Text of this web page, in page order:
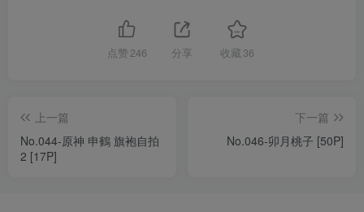
点赞 246 分享 收藏 36
上一篇
No.044-原神 申鶴 旗袍自拍
2 [17P]
下一篇
No.046-卯月桃子 [50P]